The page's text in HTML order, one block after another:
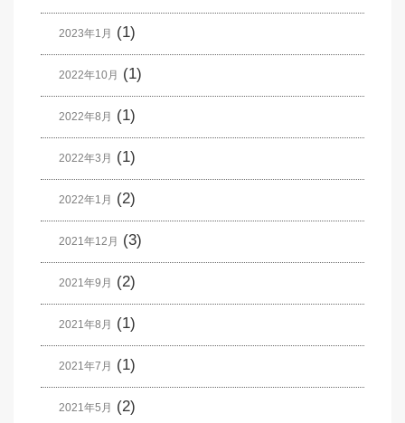
2023年1月 (1)
2022年10月 (1)
2022年8月 (1)
2022年3月 (1)
2022年1月 (2)
2021年12月 (3)
2021年9月 (2)
2021年8月 (1)
2021年7月 (1)
2021年5月 (2)